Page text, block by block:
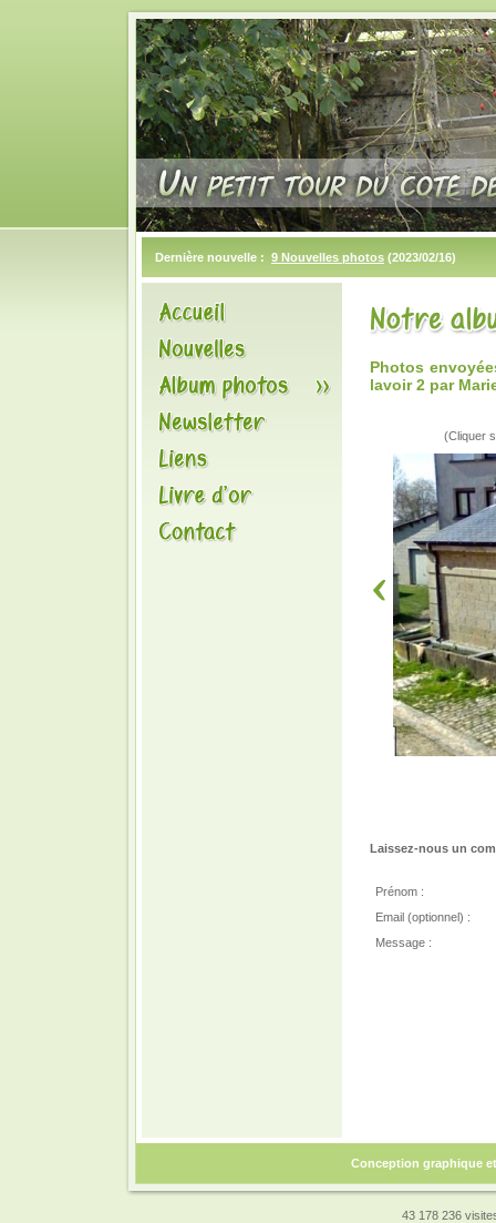
Dernière nouvelle : 9 Nouvelles photos (2023/02/16)
Photos
lavoir 2 par
(Cliquer
Laissez-nous un
Prénom :
Email (optionnel) :
Message :
Conception graphique
43 178 236